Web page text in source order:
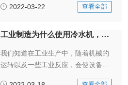
起工业冷水机设备的时候，有的人可
他的用途，其实它在工业生产中发挥
2022-03-22 查看全部
工业制造为什么使用冷水机，他的作用是什么？
我们知道在工业生产中，随着机械的
运转以及一些工业反应，会使设备不